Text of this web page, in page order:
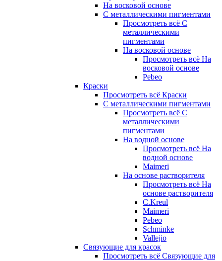
На восковой основе
С металлическими пигментами
Просмотреть всё С
металлическими
пигментами
На восковой основе
Просмотреть всё На
восковой основе
Pebeo
Краски
Просмотреть всё Краски
С металлическими пигментами
Просмотреть всё С
металлическими
пигментами
На водной основе
Просмотреть всё На
водной основе
Maimeri
На основе растворителя
Просмотреть всё На
основе растворителя
C.Kreul
Maimeri
Pebeo
Schminke
Vallejio
Связующие для красок
Просмотреть всё Связующие для